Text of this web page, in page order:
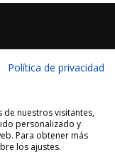
Política de privacidad
nuestros visitantes,
personalizado y
Para obtener más
los ajustes.